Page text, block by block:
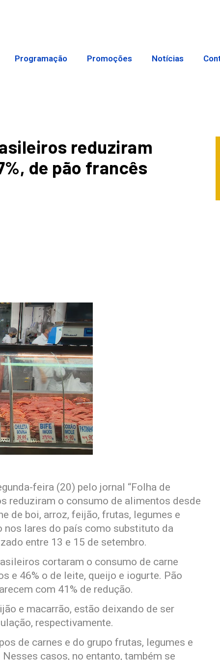
Programação Promoções Notícias
reduziram
de pão francês
feira (20) pelo jornal “Folha de
reduziram o consumo de alimentos desde
de boi, arroz, feijão, frutas, legumes e
nos lares do país como substituto da
entre 13 e 15 de setembro.
cortaram o consumo de carne
e 46% o de leite, queijo e iogurte. Pão
com 41% de redução.
e macarrão, estão deixando de ser
respectivamente.
de carnes e do grupo frutas, legumes e
casos, no entanto, também se